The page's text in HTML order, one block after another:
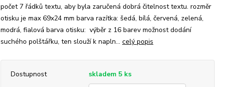
počet 7 řádků textu, aby byla zaručená dobrá čitelnost textu. rozměr
otisku je max 69x24 mm barva razítka: šedá, bílá, červená, zelená,
modrá, fialová barva otisku: výběr z 16 barev možnost dodání
suchého polštářku, ten slouží k napln... celý popis
Dostupnost
skladem 5 ks